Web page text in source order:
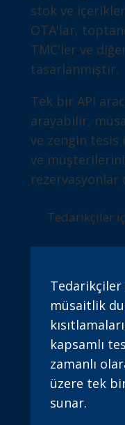
stok ve
OTA'lar,
TMC'ler ve
tasarlanmıştır.
Tek bir API
arayabilir,
ve zengin
ve
Tedarikçiler
Tedarikçiler
müsaitlik
kapsamlı
zamanlı
üzere tek
sunar.